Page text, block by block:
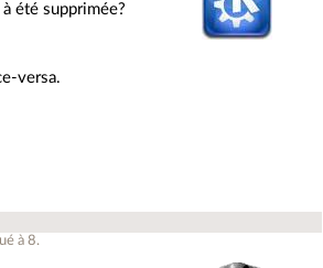
été supprimée?
versa.
à8.